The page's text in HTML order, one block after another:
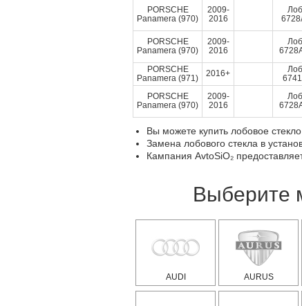
PORSCHE
Panamera (970)
2009-
2016
PORSCHE
Panamera (970)
2009-
2016
PORSCHE
Panamera (971)
2016+
PORSCHE
Panamera (970)
2009-
2016
Вы можете купить лобовое
Замена лобового стекла в
Кампания AvtoSiO₂
Выберите
AUDI AURUS